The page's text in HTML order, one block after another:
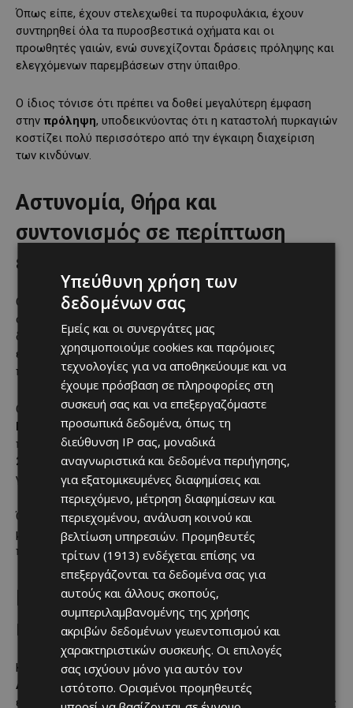
Όπως είπε, έχουν στελεχωθεί τα πυροφυλάκια, έχουν
συντηρηθεί όλα τα πυροσβεστικά οχήματα και οι
προωθητές γαιών, ενώ συνεχίζονται δράσεις πρόληψης και
ελεγχόμενων παρεμβάσεων στην ύπαιθρο.
Ο ίδιος τόνισε ότι πρέπει να δοθεί μεγαλύτερη έμφαση
στην πρόληψη, υποδεικνύοντας ότι η καταστολή πυρκαγιών
κοστίζει πολύ περισσότερο από την έγκαιρη διαχείριση
των κινδύνων.
Αστυνομία, Θήρα και
συντονισμός σε περίπτωση
εκκένωσης
Ο Υπαρχηγός Αστυνομίας, Πανίκος Σταύρου
σε περίπτωση πυρκαγιάς η Αστυνομία αναλαμβάνει τη
διευκόλυνση της τροχαίας κίνησης, συμβάλλει στην
εκκένωση επηρεαζόμενων περιοχών και παραχωρεί
πρόσβαση στους ασυρμάτους της για καλύτερο συντονισμό.
Ο Προϊστάμενος της Υπηρεσίας Θήρας και Πανίδας,
Παντελής Χατζηγέρου, ανέφερε ότι η Υπηρεσία
πραγματοποιεί περιπολίες στην ύπαιθρο
24ωρο
, ενώ έθεσε και το ζήτημα της εγκατάλειψης
γεωργικών περιοχών.
Όπως είπε, η επιστροφή της καλλιέργειας στην ύπαιθρο θα
μπορούσε να λειτουργήσει ως φυσικός μηχανισμός
περιορισμού των πυρκαγιών.
Προβληματισμός για ΑΗΚ,
καλώδια και Νεκρή Ζώνη
Κατά τη συζήτηση τέθηκε και το ζήτημα των καλωδίων της
ΑΗΚ
σε ευαίσθητες περιοχές, με βουλευτές να ζητούν
ενημέρωση για το ενδεχόμενο υπογειοποίησης ή καλύτερης
Υπεύθυνη χρήση των
δεδομένων σας
Εμείς και οι συνεργάτες μας
χρησιμοποιούμε cookies και παρόμοιες
τεχνολογίες για να αποθηκεύουμε και να
έχουμε πρόσβαση σε πληροφορίες στη
συσκευή σας και να επεξεργαζόμαστε
προσωπικά δεδομένα, όπως τη
διεύθυνση IP σας, μοναδικά
αναγνωριστικά και δεδομένα περιήγησης,
για εξατομικευμένες διαφημίσεις και
περιεχόμενο, μέτρηση διαφημίσεων και
περιεχομένου, ανάλυση κοινού και
βελτίωση υπηρεσιών. Προμηθευτές
τρίτων (1913) ενδέχεται επίσης να
επεξεργάζονται τα δεδομένα σας για
αυτούς και άλλους σκοπούς,
συμπεριλαμβανομένης της χρήσης
ακριβών δεδομένων γεωεντοπισμού και
χαρακτηριστικών συσκευής. Οι επιλογές
σας ισχύουν μόνο για αυτόν τον
ιστότοπο. Ορισμένοι προμηθευτές